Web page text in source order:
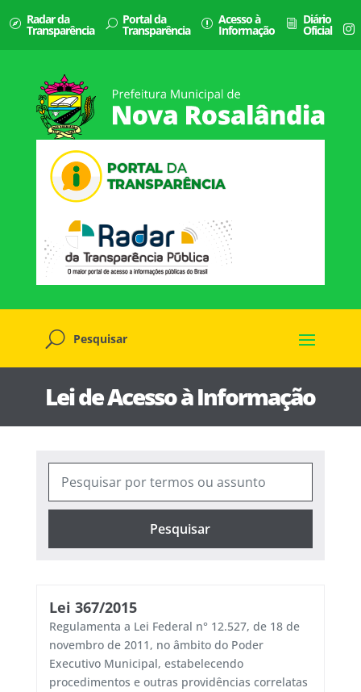
Radar da
Transparência
Portal da
Transparência
Acesso à
Informação
Diário
Oficial
Lei de Acesso à Informação
Pesquisar
Lei 367/2015
Regulamenta a Lei Federal n° 12.527, de 18 de
novembro de 2011, no âmbito do Poder
Executivo Municipal, estabelecendo
procedimentos e outras providências correlatas